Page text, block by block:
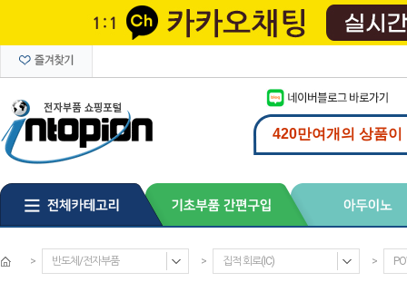
> 반도체/전자부품 > 집적 회로(IC) >